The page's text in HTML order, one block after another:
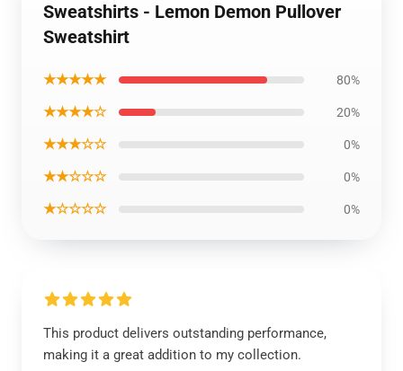
Sweatshirts - Lemon Demon Pullover
Sweatshirt
★★★★★ 80%
★★★★☆ 20%
★★★☆☆ 0%
★★☆☆☆ 0%
★☆☆☆☆ 0%
This product delivers outstanding performance,
making it a great addition to my collection.